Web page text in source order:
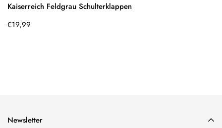
Kaiserreich Feldgrau Schulterklappen
Regulärer
€19,99
Newsletter